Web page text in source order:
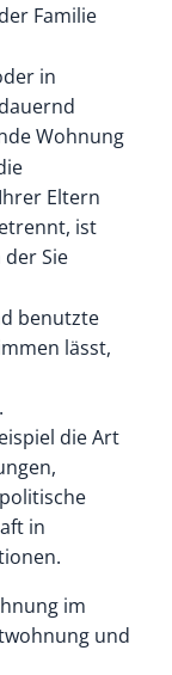
Familie
in
Wohnung
Eltern
ist
Sie
benutzte
lässt,
die Art
in
im
und